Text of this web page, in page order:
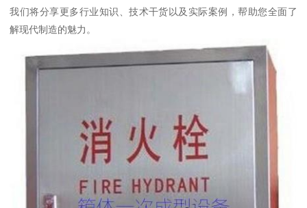
我们将分享更多行业知识、技术干货以及实际案例，帮助您全面了
解现代制造的魅力。